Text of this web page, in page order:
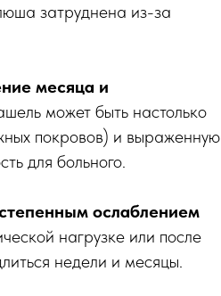
затруднена из-за
месяца и
может быть настолько
покровов) и выраженную
для больного.
ослаблением
нагрузке или после
недели и месяцы.